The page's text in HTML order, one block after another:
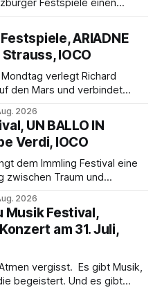
Festspiele einen
Maxime Pascal entfaltet
Philippe Sly berührt als
ARIADNE
Strauss, IOCO
verlegt Richard
den Mars und verbindet
und den Wiener
der zweite Akt jedoch
2026
UN BALLO IN
Verdi, IOCO
dem Immling Festival eine
zwischen Traum und
Bildern, getragen von
und einer musikalisch
2026
Musik Festival,
am 31. Juli,
Es gibt Musik,
begeistert. Und es gibt